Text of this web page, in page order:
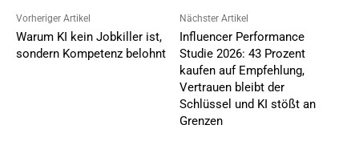
Vorheriger Artikel
Warum KI kein Jobkiller ist,
sondern Kompetenz belohnt
Nächster Artikel
Influencer Performance
Studie 2026: 43 Prozent
kaufen auf Empfehlung,
Vertrauen bleibt der
Schlüssel und KI stößt an
Grenzen